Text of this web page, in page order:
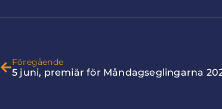
Föregående
5 juni, premiär för Måndagseglingarna